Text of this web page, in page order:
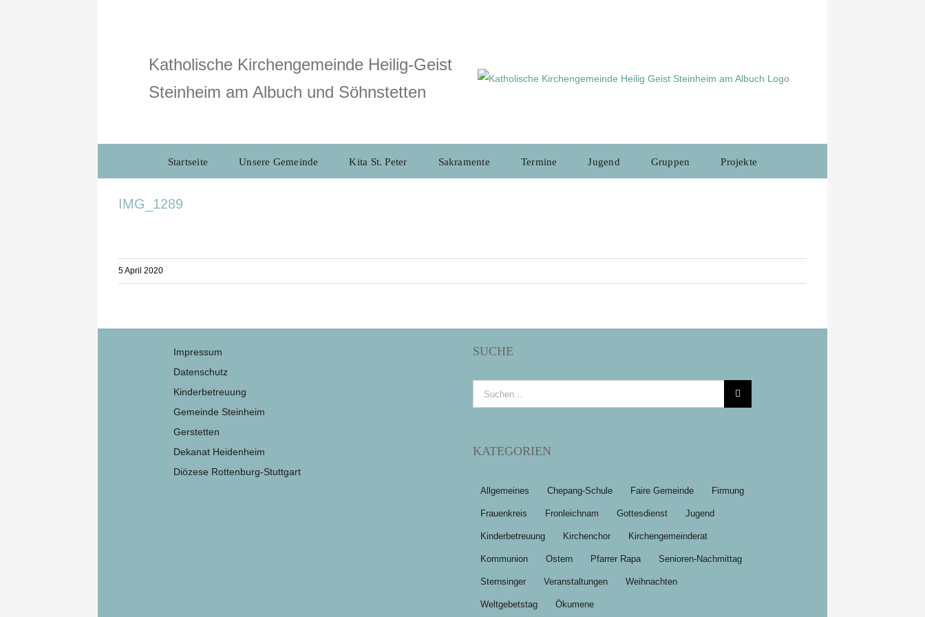
Katholische Kirchengemeinde Heilig-Geist
Steinheim am Albuch und Söhnstetten
Startseite Unsere Gemeinde Kita St. Peter Sakramente Termine Jugend Gruppen Projekte
IMG_1289
5 April 2020
Impressum
Datenschutz
Kinderbetreuung
Gemeinde Steinheim
Gerstetten
Dekanat Heidenheim
Diözese Rottenburg-Stuttgart
SUCHE
Suche
nach:
KATEGORIEN
Allgemeines Chepang-Schule Faire Gemeinde Firmung
Frauenkreis Fronleichnam Gottesdienst Jugend
Kinderbetreuung Kirchenchor Kirchengemeinderat
Kommunion Ostern Pfarrer Rapa Senioren-Nachmittag
Sternsinger Veranstaltungen Weihnachten
Weltgebetstag Ökumene